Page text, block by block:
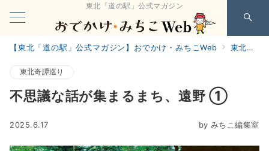
東北「道の駅」公式マガジン
【東北「道の駅」公式マガジン】おでかけ・みちこWeb 東北奇譚巡り
東北奇譚巡り
不思議な話が集まるまち、遠野 ①
2025.6.17 by みちこ編集室